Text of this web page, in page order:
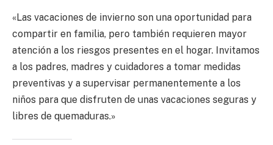
«Las vacaciones de invierno son una oportunidad para
compartir en familia, pero también requieren mayor
atención a los riesgos presentes en el hogar. Invitamos
a los padres, madres y cuidadores a tomar medidas
preventivas y a supervisar permanentemente a los
niños para que disfruten de unas vacaciones seguras y
libres de quemaduras.»